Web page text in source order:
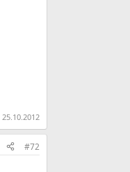
25.10.2012
#72